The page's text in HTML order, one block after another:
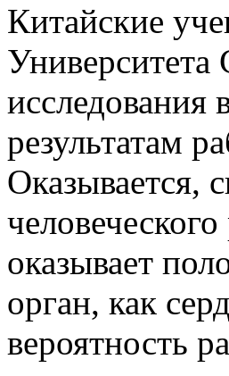
Китайские
Университета
исследования
результатам
Оказывается,
оказывает
орган, как
вероятность